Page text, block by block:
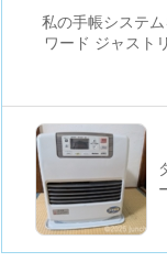
私の手帳システ
ワード ジャスト